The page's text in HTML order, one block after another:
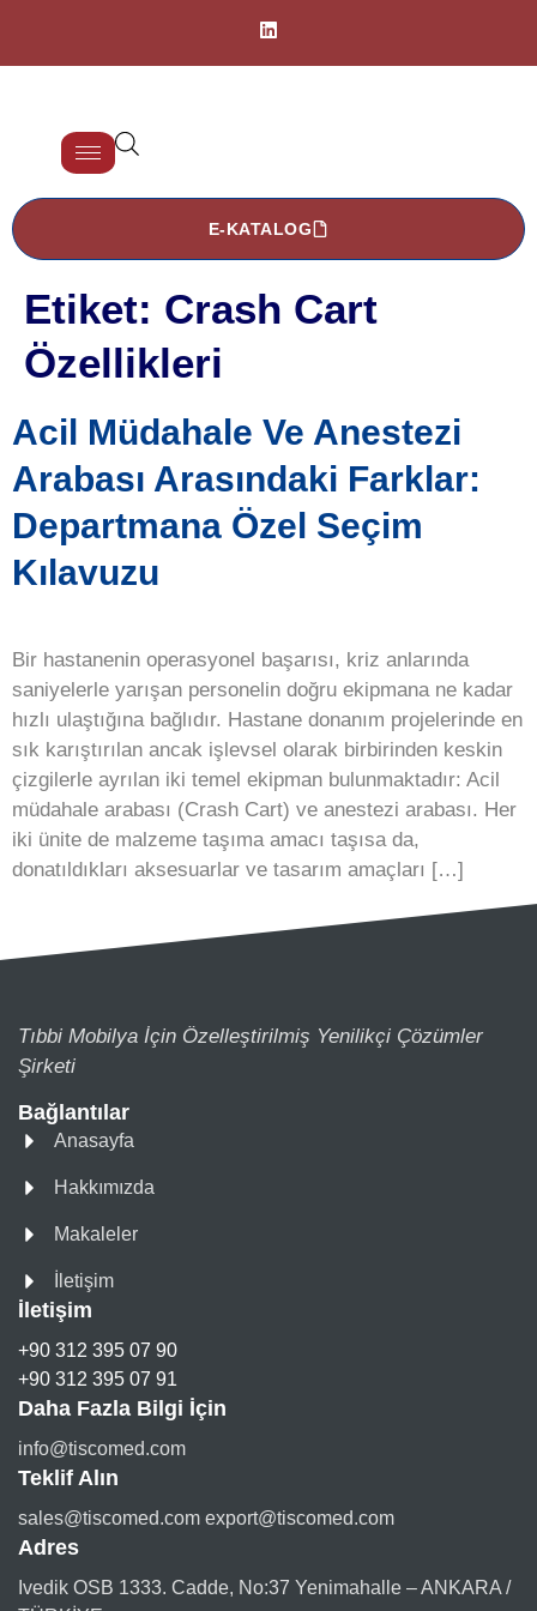
E-KATALOG
Etiket: Crash Cart
Özellikleri
Acil Müdahale Ve Anestezi
Arabası Arasındaki Farklar:
Departmana Özel Seçim
Kılavuzu
Bir hastanenin operasyonel başarısı, kriz anlarında
saniyelerle yarışan personelin doğru ekipmana ne kadar
hızlı ulaştığına bağlıdır. Hastane donanım projelerinde en
sık karıştırılan ancak işlevsel olarak birbirinden keskin
çizgilerle ayrılan iki temel ekipman bulunmaktadır: Acil
müdahale arabası (Crash Cart) ve anestezi arabası. Her
iki ünite de malzeme taşıma amacı taşısa da,
donatıldıkları aksesuarlar ve tasarım amaçları […]
Tıbbi Mobilya İçin Özelleştirilmiş Yenilikçi Çözümler
Şirketi
Bağlantılar
Anasayfa
Hakkımızda
Makaleler
İletişim
İletişim
+90 312 395 07 90
+90 312 395 07 91
Daha Fazla Bilgi İçin
info@tiscomed.com
Teklif Alın
sales@tiscomed.com export@tiscomed.com
Adres
Ivedik OSB 1333. Cadde, No:37 Yenimahalle – ANKARA /